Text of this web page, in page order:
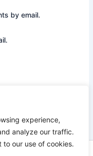
experience,
analyze our traffic.
to our use of cookies.
by email.